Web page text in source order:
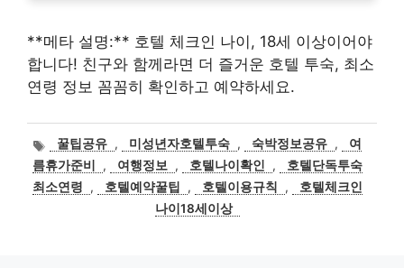
**메타 설명:** 호텔 체크인 나이, 18세 이상이어야
합니다! 친구와 함께라면 더 즐거운 호텔 투숙, 최소
연령 정보 꼼꼼히 확인하고 예약하세요.
태
그
꿀팁공유 , 미성년자호텔투숙 , 숙박정보공유 ,
여
름휴가준비
, 여행정보 , 호텔나이확인 ,
호텔단독투숙
최소연령
, 호텔예약꿀팁 , 호텔이용규칙 ,
호텔체크인
나이18세이상